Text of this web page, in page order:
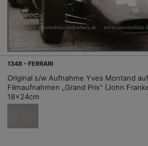
1348 - FERRARI
Original s/w Aufnahme Yves Montand
Filmaufnahmen „Grand Prix“ (John
18x24cm